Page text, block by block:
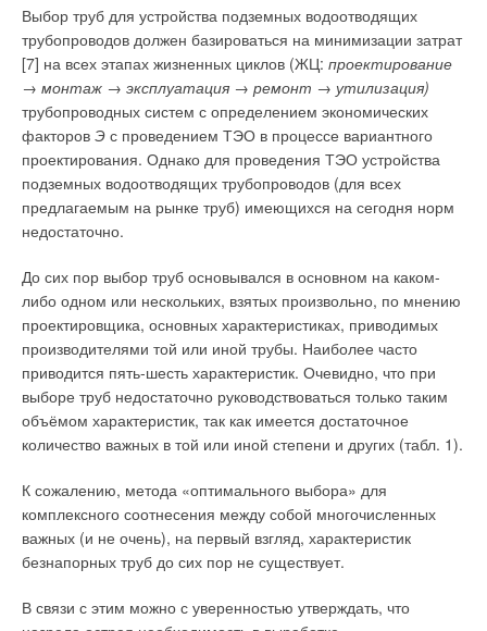
Выбор труб для устройства подземных водоотводящих
трубопроводов должен базироваться на минимизации затрат
[7] на всех этапах жизненных циклов (ЖЦ: проектирование
→ монтаж → эксплуатация → ремонт → утилизация)
трубопроводных систем с определением экономических
факторов Э с проведением ТЭО в процессе вариантного
проектирования. Однако для проведения ТЭО устройства
подземных водоотводящих трубопроводов (для всех
предлагаемым на рынке труб) имеющихся на сегодня норм
недостаточно.
До сих пор выбор труб основывался в основном на каком-
либо одном или нескольких, взятых произвольно, по мнению
проектировщика, основных характеристиках, приводимых
производителями той или иной трубы. Наиболее часто
приводится пять-шесть характеристик. Очевидно, что при
выборе труб недостаточно руководствоваться только таким
объёмом характеристик, так как имеется достаточное
количество важных в той или иной степени и других (табл. 1).
К сожалению, метода «оптимального выбора» для
комплексного соотнесения между собой многочисленных
важных (и не очень), на первый взгляд, характеристик
безнапорных труб до сих пор не существует.
В связи с этим можно с уверенностью утверждать, что
На заводеUponorв Ленинградской области компания
использовала инновационные технологии отопления,
охлаждения, системы водоснабжения и вентиляции,
обеспечивающие максимальный комфорт и потребляющие
минимум энергии.
Эффективное отопление и охлаждение помещения
Для того чтобы снизить эксплуатационные затраты, компания
при строительстве завода использовала современные
что позволяет снизить потребность в регулярной очистке,
замене деталей и окраски.
Для организации отопления и охлаждения компания
применила решение для промышленных зданий — систему
Uponor Magna, состоящую из нескольких отдельных
компонентов, таких как коллекторные группы, монтажные
узлы и трубы Uponor Comfort Pipe Plus различного диаметра.
использовано 5760 м труб Comfort Pipe Plus диаметром 25
мм (греющие петли укладывались в железобетонную плиту
пола и крепились к нижней арматурной сетке с помощью
клипс), административных помещений — 20 мм (петли
пластификатора Uponor VD 450). Для потолочного
интенсивно разрушаются, а их поверхность покрывается
массой, условно называемой «ржавчина». Последнее
связано с тёмно-бурым цветом налёта на внутренних
поверхностях труб.
Кусочки и крупные куски ржавчины отделяются от
поверхности труб и с потоком воды устремляются к
водоразборной арматуре, в том числе и к наполнительной
арматуре смывных бачков. По пути куски ржавчины дробятся
на более мелкие частицы, у большинства из которых размер
Для защиты запорно-регулирующих элементов
наполнительной арматуры от механических частиц обычно
применяют фильтроэлементы с ячейками размером от 0,1
до 0,7 мм. Они устанавливаются в большинстве случаев в
центральных отверстиях штуцеров наполнительных арматур.
Иногда применяются и внешние индивидуальные фильтры.
Это бывает в случаях, когда необходимо задержать наряду с
размер которых составляет примерно 0,1-0,2 мм. Такие
фильтры относятся к разряду фильтров тонкой очистки, у
которых сравнительно низкая грязеёмкость. Поэтому их
габариты являются относительно большими для увеличения